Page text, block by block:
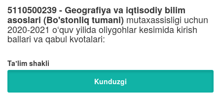
5110500239 - Geografiya va iqtisodiy bilim
asoslari (Bo'stonliq tumani) mutaxassisligi uchun
2020-2021 o‘quv yilida oliygohlar kesimida kirish
ballari va qabul kvotalari:
Taʼlim shakli
Kunduzgi